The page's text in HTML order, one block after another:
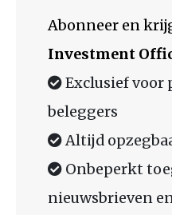
Abonneer en
Investment
Exclusief voor
beleggers
Altijd
Onbeperkt
nieuwsbrieven